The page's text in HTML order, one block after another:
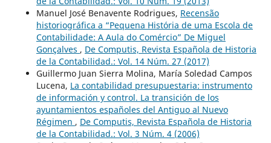
Manuel José Benavente Rodrigues, Recensão
historiográfica a “Pequena História de uma Escola de
Contabilidade: A Aula do Comércio” De Miguel
Gonçalves , De Computis, Revista Española de Historia
de la Contabilidad.: Vol. 14 Núm. 27 (2017)
Guillermo Juan Sierra Molina, María Soledad Campos
Lucena, La contabilidad presupuestaria: instrumento
de información y control. La transición de los
ayuntamientos españoles del Antiguo al Nuevo
Régimen , De Computis, Revista Española de Historia
de la Contabilidad.: Vol. 3 Núm. 4 (2006)